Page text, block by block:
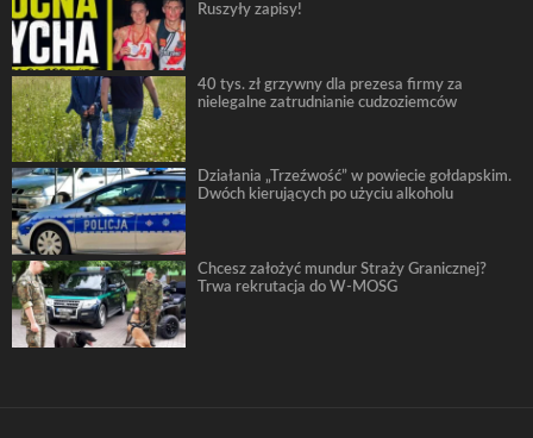
Ruszyły zapisy!
40 tys. zł grzywny dla prezesa firmy za
nielegalne zatrudnianie cudzoziemców
Działania „Trzeźwość” w powiecie gołdapskim.
Dwóch kierujących po użyciu alkoholu
Chcesz założyć mundur Straży Granicznej?
Trwa rekrutacja do W-MOSG